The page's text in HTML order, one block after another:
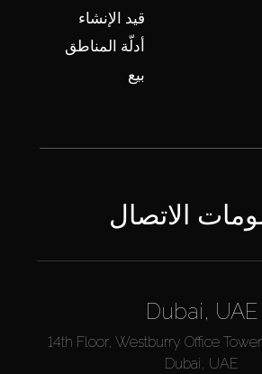
قيد الإنشاء
أدلّة المناطق
بيع
الاتصال
Dubai, UAE
14th Floor, Westburry Office
Dubai, UAE